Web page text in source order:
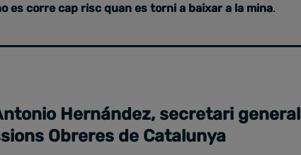
es corre cap risc quan es torni a baixar a la mina.
Hernández, secretari general
Obreres de Catalunya